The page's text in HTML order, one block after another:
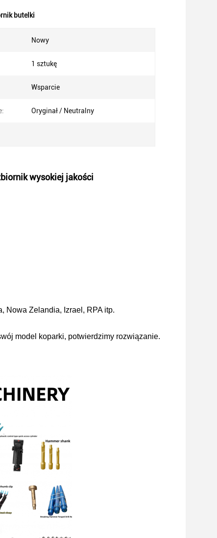
butelki
Nowy
1 sztukę
Wsparcie
Oryginał / Neutralny
wysokiej jakości
Nowa Zelandia, Izrael, RPA itp.
model koparki, potwierdzimy rozwiązanie.